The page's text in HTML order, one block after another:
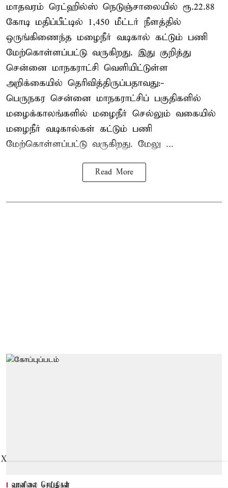
மாதவரம் ரெட்ஹில்ஸ் நெடுஞ்சாலையில் ரூ.22.88
கோடி மதிப்பீட்டில் 1,450 மீட்டர் நீளத்தில்
ஒருங்கிணைந்த மழைநீர் வடிகால் கட்டும் பணி
மேற்கொள்ளப்பட்டு வருகிறது. இது குறித்து
சென்னை மாநகராட்சி வெளியிட்டுள்ள
அறிக்கையில் தெரிவித்திருப்பதாவது:-
பெருநகர சென்னை மாநகராட்சிப் பகுதிகளில்
மழைக்காலங்களில் மழைநீர் செல்லும் வகையில்
மழைநீர் வடிகால்கள் கட்டும் பணி
மேற்கொள்ளப்பட்டு வருகிறது. மேலு ...
Read More
வானிலை செய்திகள்
X